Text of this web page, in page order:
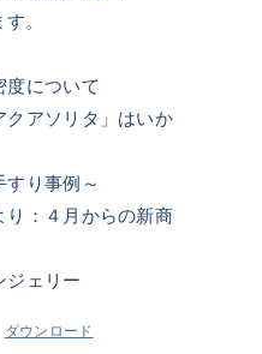
。
度について
クアソリタ」はいか
り事例～
り：４月からの新商
ェリー
ダウンロード